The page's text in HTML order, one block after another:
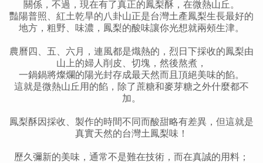
關係，不過，現在有了真正的鳳梨酥，在微熱山丘。
豔陽普照、紅土乾旱的八卦山正是台灣土產鳳梨生長最好的
地方，粗野、味濃，鳳梨的酸味讓你光想就兩頰生津。
農曆四、五、六月，連風都是熾熱的，烈日下採收的鳳梨由
山上的婦人削皮、切塊，然後熬煮，
一鍋鍋將燦爛的陽光封存成最天然而且頂絕美味的餡。
這就是微熱山丘用的餡，除了蔗糖和麥芽糖之外什麼都不
加。
鳳梨酥因採收、製作的時間不同而酸甜略有差異，但這就是
真實天然的台灣土鳳梨味！
歷久彌新的美味，通常不是難在技術，而在真誠的用料；